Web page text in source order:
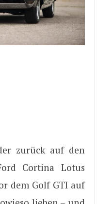
zurück auf den
Cortina Lotus
dem Golf GTI auf